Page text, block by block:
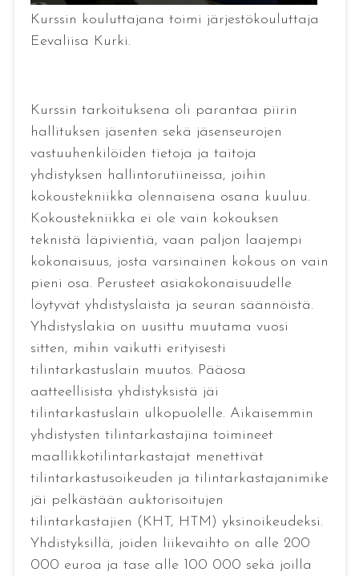
Kurssin kouluttajana toimi järjestökouluttaja
Eevaliisa Kurki.
Kurssin tarkoituksena oli parantaa piirin
hallituksen jäsenten sekä jäsenseurojen
vastuuhenkilöiden tietoja ja taitoja
yhdistyksen hallintorutiineissa, joihin
kokoustekniikka olennaisena osana kuuluu.
Kokoustekniikka ei ole vain kokouksen
teknistä läpivientiä, vaan paljon laajempi
kokonaisuus, josta varsinainen kokous on vain
pieni osa. Perusteet asiakokonaisuudelle
löytyvät yhdistyslaista ja seuran säännöistä.
Yhdistyslakia on uusittu muutama vuosi
sitten, mihin vaikutti erityisesti
tilintarkastuslain muutos. Pääosa
aatteellisista yhdistyksistä jäi
tilintarkastuslain ulkopuolelle. Aikaisemmin
yhdistysten tilintarkastajina toimineet
maallikkotilintarkastajat menettivät
tilintarkastusoikeuden ja tilintarkastajanimike
jäi pelkästään auktorisoitujen
tilintarkastajien (KHT, HTM) yksinoikeudeksi.
Yhdistyksillä, joiden liikevaihto on alle 200
000 euroa ja tase alle 100 000 sekä joilla